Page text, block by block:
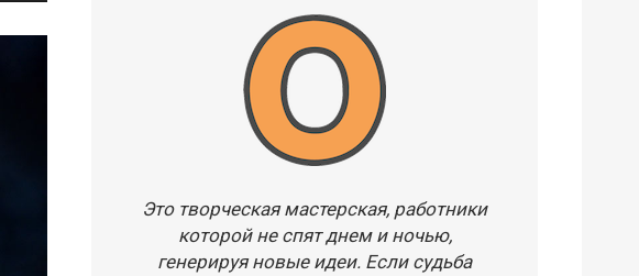
Это творческая мастерская, работники
которой не спят днем и ночью,
генерируя новые идеи. Если судьба